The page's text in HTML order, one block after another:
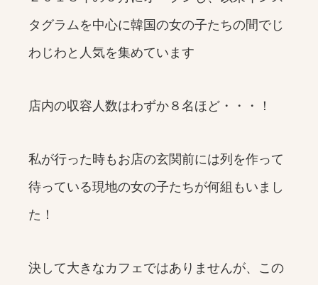
タグラムを中心に韓国の女の子たちの間でじ
わじわと人気を集めています
店内の収容人数はわずか８名ほど・・・！
私が行った時もお店の玄関前には列を作って
待っている現地の女の子たちが何組もいまし
た！
決して大きなカフェではありませんが、この